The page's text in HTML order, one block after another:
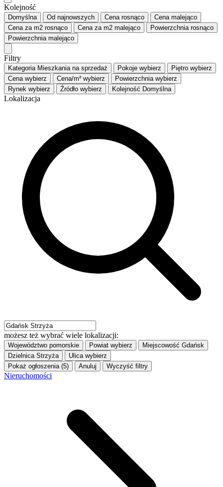
Kolejność
Domyślna Od najnowszych Cena rosnąco Cena malejąco
Cena za m2 rosnąco Cena za m2 malejąco Powierzchnia rosnąco
Powierzchnia malejąco
Filtry
Kategoria Mieszkania na sprzedaż Pokoje wybierz Piętro wybierz
Cena wybierz Cena/m² wybierz Powierzchnia wybierz
Rynek wybierz Źródło wybierz Kolejność Domyślna
Lokalizacja
możesz też wybrać wiele lokalizacji:
Województwo pomorskie Powiat wybierz Miejscowość Gdańsk
Dzielnica Strzyża Ulica wybierz
Pokaż ogłoszenia (5)
Anuluj Wyczyść filtry
Nieruchomości